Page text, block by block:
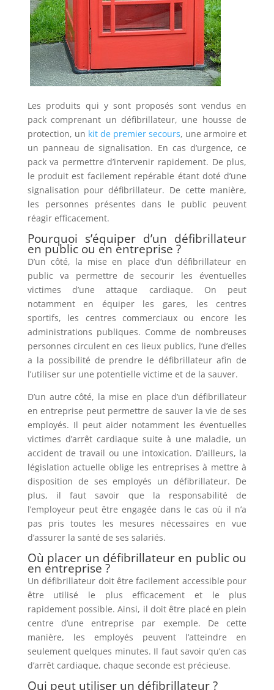
Les produits qui y sont proposés sont vendus en
pack comprenant un défibrillateur, une housse de
protection, un kit de premier secours, une armoire et
un panneau de signalisation. En cas d’urgence, ce
pack va permettre d’intervenir rapidement. De plus,
le produit est facilement repérable étant doté d’une
signalisation pour défibrillateur. De cette manière,
les personnes présentes dans le public peuvent
réagir efficacement.
Pourquoi s’équiper d’un défibrillateur
en public ou en entreprise ?
D’un côté, la mise en place d’un défibrillateur en
public va permettre de secourir les éventuelles
victimes d’une attaque cardiaque. On peut
notamment en équiper les gares, les centres
sportifs, les centres commerciaux ou encore les
administrations publiques. Comme de nombreuses
personnes circulent en ces lieux publics, l’une d’elles
a la possibilité de prendre le défibrillateur afin de
l’utiliser sur une potentielle victime et de la sauver.
D’un autre côté, la mise en place d’un défibrillateur
en entreprise peut permettre de sauver la vie de ses
employés. Il peut aider notamment les éventuelles
victimes d’arrêt cardiaque suite à une maladie, un
accident de travail ou une intoxication. D’ailleurs, la
législation actuelle oblige les entreprises à mettre à
disposition de ses employés un défibrillateur. De
plus, il faut savoir que la responsabilité de
l’employeur peut être engagée dans le cas où il n’a
pas pris toutes les mesures nécessaires en vue
d’assurer la santé de ses salariés.
Où placer un défibrillateur en public ou
en entreprise ?
Un défibrillateur doit être facilement accessible pour
être utilisé le plus efficacement et le plus
rapidement possible. Ainsi, il doit être placé en plein
centre d’une entreprise par exemple. De cette
manière, les employés peuvent l’atteindre en
seulement quelques minutes. Il faut savoir qu’en cas
d’arrêt cardiaque, chaque seconde est précieuse.
Qui peut utiliser un défibrillateur ?